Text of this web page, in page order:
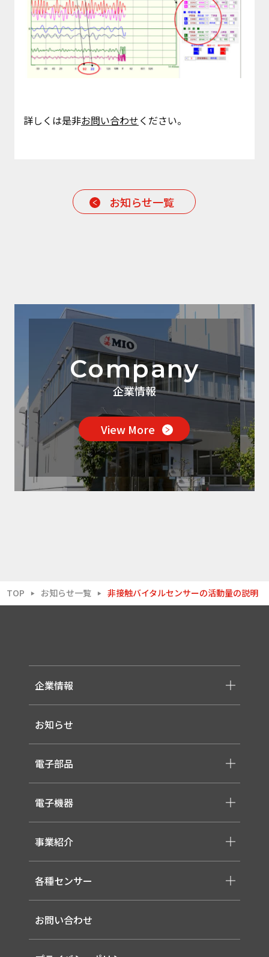
詳しくは是非お問い合わせください。
お知らせ一覧
Company
企業情報
View More
TOP ▶ お知らせ一覧 ▶ 非接触バイタルセンサーの活動量の説明
企業情報
-メッセージ・理念
-会社概要
-採用情報
お知らせ
電子部品
-スイッチ ・ジャック ・コネクタ・LED
-ケーブル・ハーネス・FFC
-医療用 ACアダプター
-各種モジュール
-取り扱いメーカー一覧
電子機器
-低温用LED照明
-直管形LEDランプ
-高天井LED
-LED信号灯
-ソーラー式LED 照明灯
-ルーター（LTE / Wi-Fiルーター）
事業紹介
-サービス概要
-事業領域
-EMS
各種センサー
-バイタルセンサー
-AIセンサー
お問い合わせ